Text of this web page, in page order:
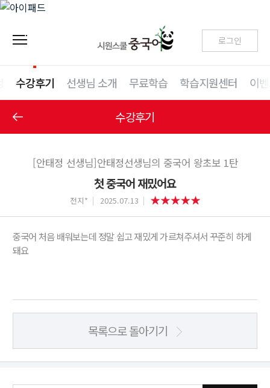
로그인
수강후기 선생님 소개 무료학습 학습지원센터 이
수강후기
[안태정 선생님]안태정선생님의 중국어 왕초보 1탄
첫 중국어 재밌어요
전지* 2025.07.13
중국어 처음 배워보는데 정말 쉽고 재밌게 가르쳐주셔서 꾸준히 하게
돼요
목록으로 돌아기기